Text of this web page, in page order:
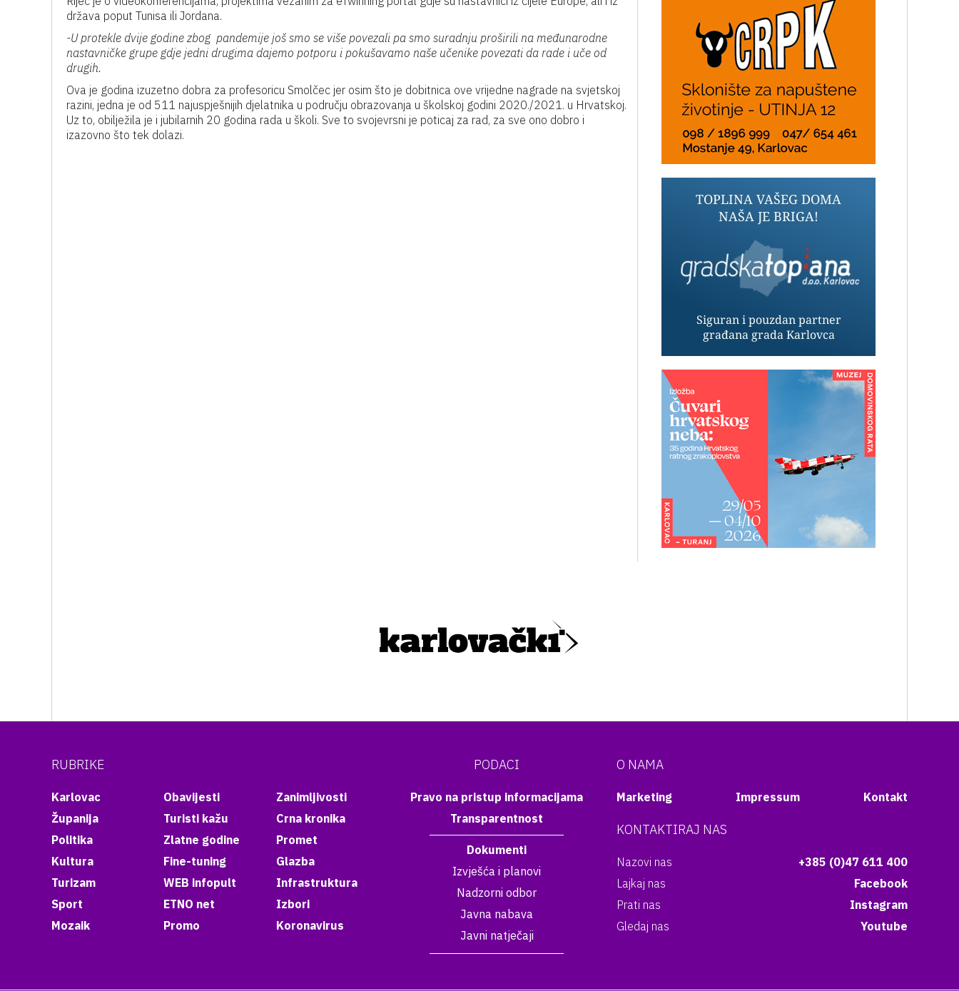
država poput Tunisa ili Jordana.
-U protekle dvije godine zbog pandemije još smo se više povezali pa smo suradnju proširili na međunarodne
nastavničke grupe gdje jedni drugima dajemo potporu i pokušavamo naše učenike povezati da rade i uče od
drugih.
Ova je godina izuzetno dobra za profesoricu Smolčec jer osim što je dobitnica ove vrijedne nagrade na svjetskoj
razini, jedna je od 511 najuspješnijih djelatnika u području obrazovanja u školskoj godini 2020./2021. u Hrvatskoj.
Uz to, obilježila je i jubilarnih 20 godina rada u školi. Sve to svojevrsni je poticaj za rad, za sve ono dobro i
izazovno što tek dolazi.
RUBRIKE
Karlovac
Županija
Politika
Kultura
Turizam
Sport
Mozaik
Obavijesti
Turisti kažu
Zlatne godine
Fine-tuning
WEB infopult
ETNO net
Promo
Zanimljivosti
Crna kronika
Promet
Glazba
Infrastruktura
Izbori
Koronavirus
PODACI
Pravo na pristup informacijama
Transparentnost
Dokumenti
Izvješća i planovi
Nadzorni odbor
Javna nabava
Javni natječaji
O NAMA
Marketing Impressum Kontakt
KONTAKTIRAJ NAS
Nazovi nas
+385 (0)47 611 400
Lajkaj nas
Facebook
Prati nas
Instagram
Gledaj nas
Youtube